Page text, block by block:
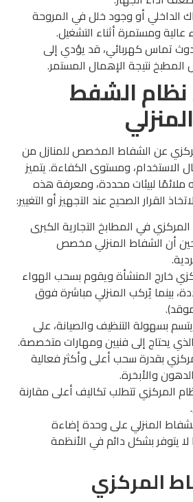
أو وجود خلل في المروحة
ومستمرة أثناء التشغيل.
تماس كهربائي، قد يؤدي إلى
نتيجة الإهمال المستمر.
نظام الشفط
عن الشفاط المخصص للمنازل من
الاستخدام، ومستوى الكفاءة. يتميز
لبيئات محددة، ومعرفة هذه
القرار الصحيح عند التجهيز أو التغيير:
في المطابخ التجارية الكبرى
أن الشفاط المنزلي مخصص
خارج المنشأة ويقوم بسحب الهواء
بينما يُركب المنزلي مباشرة فوق
بسهولة التنظيف والصيانة، على
يحتاج إلى فنيين ومهارات متخصصة.
بقدرة سحب أعلى وأكثر فعالية
والأبخرة.
المركزي تتطلب تكاليف أعلى مقارنة
المنزلي على وحدة إضاءة
يتوفر بشكل دائم في الأنظمة
المركزي